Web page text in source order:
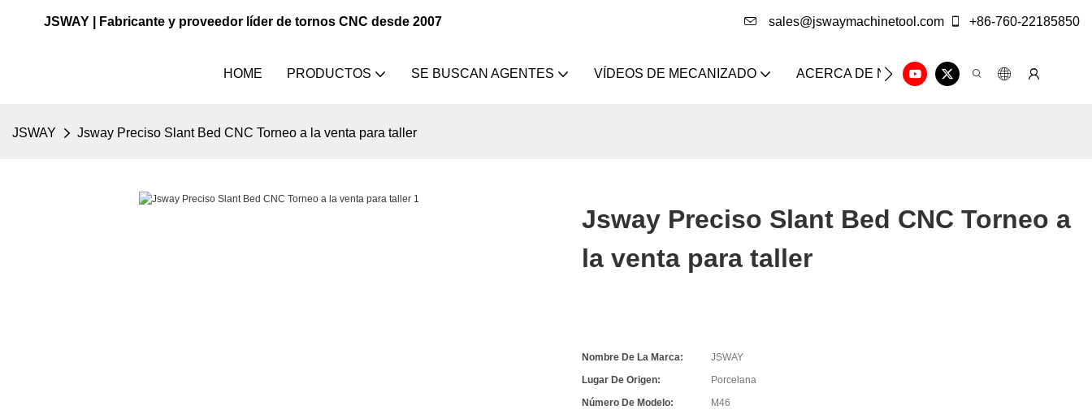
JSWAY | Fabricante y proveedor líder de tornos CNC desde 2007 sales@jswaymachinetool.com +86-760-22185850
HOME PRODUCTOS SE BUSCAN AGENTES VÍDEOS DE MECANIZADO ACERCA DE NOSOTROS SOLUCIÓN
JSWAY Jsway Preciso Slant Bed CNC Torneo a la venta para taller
Jsway Preciso Slant Bed CNC Torneo a
la venta para taller
Nombre De La Marca:
JSWAY
Lugar De Origen:
Porcelana
Número De Modelo:
M46